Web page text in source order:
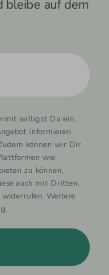
bleibe auf dem
willigst Du ein,
informieren
können wir Dir
wie
zu können,
auch mit Dritten,
Weitere